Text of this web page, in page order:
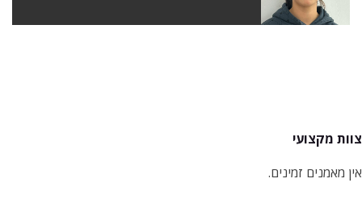
צוות מקצועי
אין מאמנים זמינים.